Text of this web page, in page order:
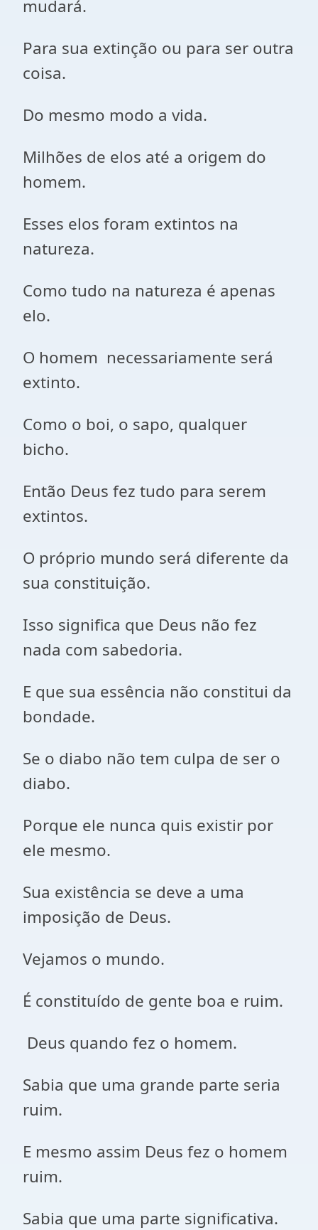
mudará.
Para sua extinção ou para ser outra
coisa.
Do mesmo modo a vida.
Milhões de elos até a origem do
homem.
Esses elos foram extintos na
natureza.
Como tudo na natureza é apenas
elo.
O homem necessariamente será
extinto.
Como o boi, o sapo, qualquer
bicho.
Então Deus fez tudo para serem
extintos.
O próprio mundo será diferente da
sua constituição.
Isso significa que Deus não fez
nada com sabedoria.
E que sua essência não constitui da
bondade.
Se o diabo não tem culpa de ser o
diabo.
Porque ele nunca quis existir por
ele mesmo.
Sua existência se deve a uma
imposição de Deus.
Vejamos o mundo.
É constituído de gente boa e ruim.
Deus quando fez o homem.
Sabia que uma grande parte seria
ruim.
E mesmo assim Deus fez o homem
ruim.
Sabia que uma parte significativa.